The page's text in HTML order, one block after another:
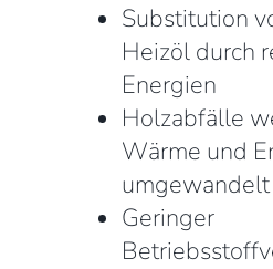
Substitution
Heizöl durch
Energien
Holzabfälle
Wärme und
umgewandelt
Geringer